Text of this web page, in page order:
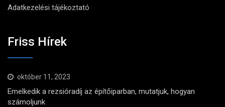
Adatkezelési tájékoztató
Friss Hírek
október 11, 2023
Emelkedik a rezsióradíj az építőiparban, mutatjuk, hogyan
számoljunk